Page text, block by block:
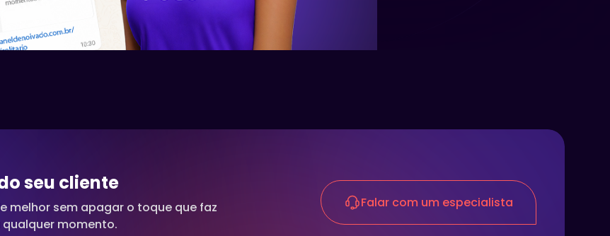
seu cliente
melhor sem apagar o toque que faz
qualquer momento.
Falar com um especialista